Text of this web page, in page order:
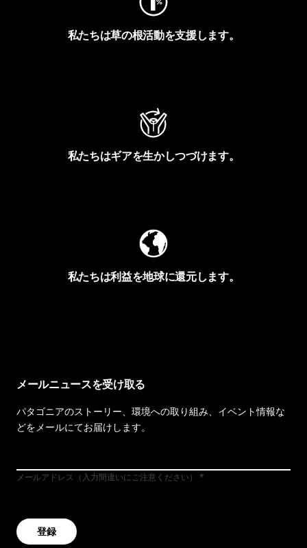
私たちは草の根活動を支援します。
私たちはギアを生かしつづけます。
私たちは利益を地球に還元します。
メールニュースを受け取る
パタゴニアのストーリー、環境への取り組み、イベント情報な
どをメールにてお届けします。
メールアドレス（入力間違いにご注意ください）
登録